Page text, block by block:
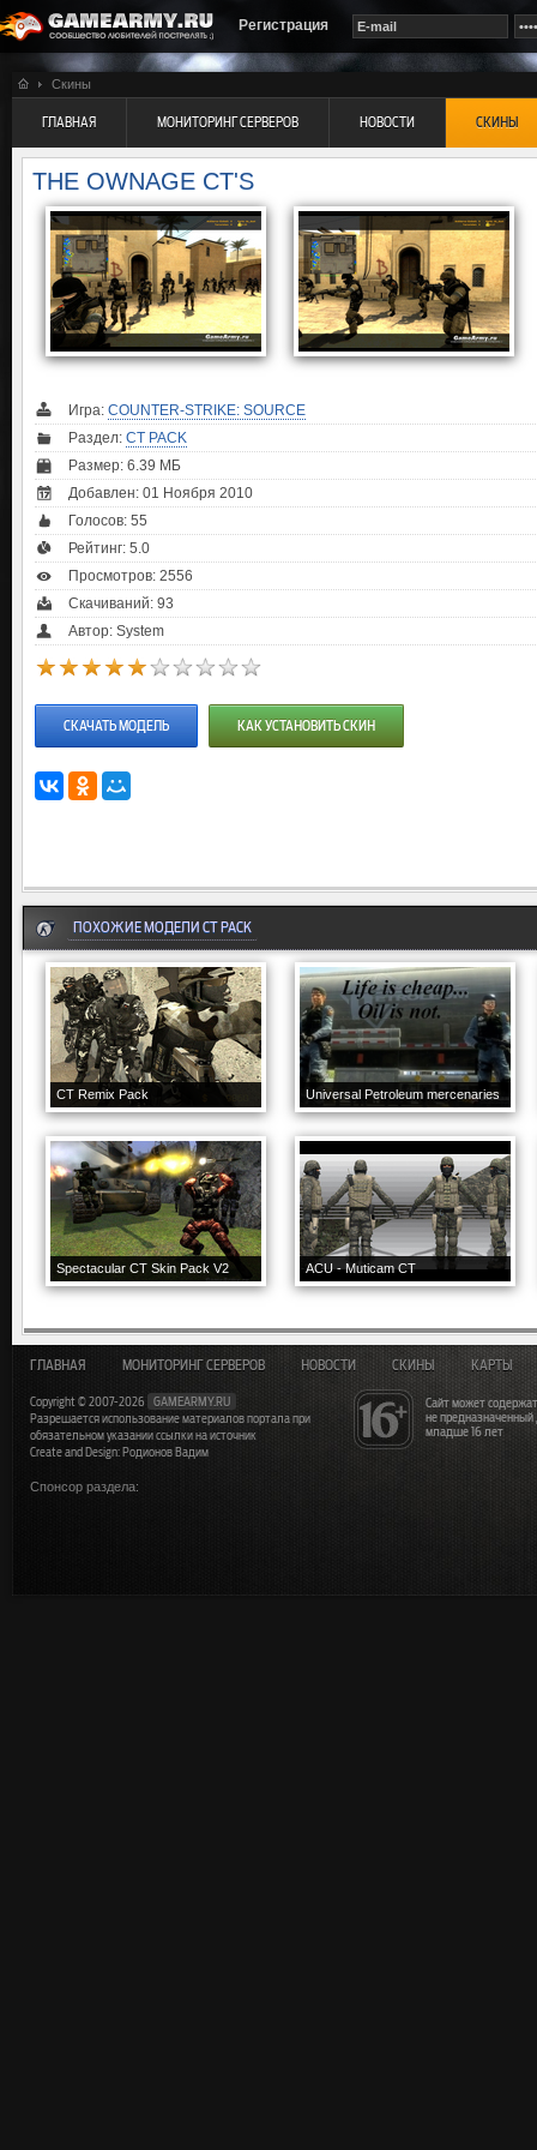
Регистрация
Скины
ГЛАВНАЯ МОНИТОРИНГ СЕРВЕРОВ НОВОСТИ СКИНЫ
THE OWNAGE CT'S
Игра: COUNTER-STRIKE: SOURCE
Раздел: CT PACK
Размер: 6.39 МБ
Добавлен: 01 Ноября 2010
Голосов: 55
Рейтинг: 5.0
Просмотров: 2556
Скачиваний: 93
Автор: System
СКАЧАТЬ МОДЕЛЬ КАК УСТАНОВИТЬ СКИН
ПОХОЖИЕ МОДЕЛИ CT PACK
CT Remix Pack Universal Petroleum mercenaries
Spectacular CT Skin Pack V2 ACU - Muticam CT
Сайт может
не
младше 16 лет
ГЛАВНАЯ МОНИТОРИНГ СЕРВЕРОВ НОВОСТИ СКИНЫ КАРТЫ
Copyright © 2007-2026
GAMEARMY.RU
Разрешается использование материалов портала при
обязательном указании ссылки на источник
Create and Design: Родионов Вадим
Спонсор раздела: